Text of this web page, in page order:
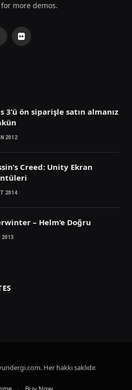
more demos.
Flickr
3’ü ön siparişle satın almanız
2012
Creed: Unity Ekran
2014
– Helm’e Doğru
2013
Her hakkı saklıdır.